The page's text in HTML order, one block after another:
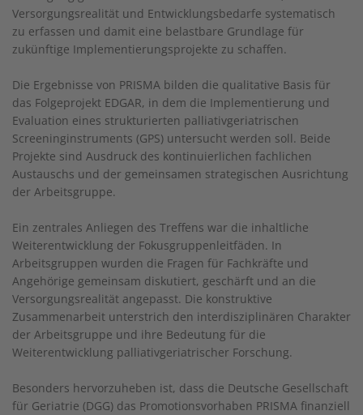
Versorgungsrealität und Entwicklungsbedarfe systematisch
zu erfassen und damit eine belastbare Grundlage für
zukünftige Implementierungsprojekte zu schaffen.
Die Ergebnisse von PRISMA bilden die qualitative Basis für
das Folgeprojekt EDGAR, in dem die Implementierung und
Evaluation eines strukturierten palliativgeriatrischen
Screeninginstruments (GPS) untersucht werden soll. Beide
Projekte sind Ausdruck des kontinuierlichen fachlichen
Austauschs und der gemeinsamen strategischen Ausrichtung
der Arbeitsgruppe.
Ein zentrales Anliegen des Treffens war die inhaltliche
Weiterentwicklung der Fokusgruppenleitfäden. In
Arbeitsgruppen wurden die Fragen für Fachkräfte und
Angehörige gemeinsam diskutiert, geschärft und an die
Versorgungsrealität angepasst. Die konstruktive
Zusammenarbeit unterstrich den interdisziplinären Charakter
der Arbeitsgruppe und ihre Bedeutung für die
Weiterentwicklung palliativgeriatrischer Forschung.
Besonders hervorzuheben ist, dass die Deutsche Gesellschaft
für Geriatrie (DGG) das Promotionsvorhaben PRISMA finanziell